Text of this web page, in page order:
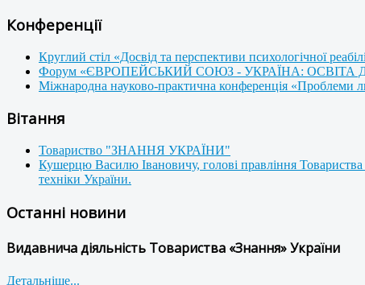
Конференції
Круглий стіл «Досвід та перспективи психологічної
Форум «ЄВРОПЕЙСЬКИЙ СОЮЗ - УКРАЇНА: ОСВІТА
Міжнародна науково-практична конференція «Проблеми
Вітання
Товариство "ЗНАННЯ УКРАЇНИ"
Кушерцю Василю Івановичу, голові правління
техніки України.
Останні новини
Видавнича діяльність Товариства «Знання» України
Детальніше...